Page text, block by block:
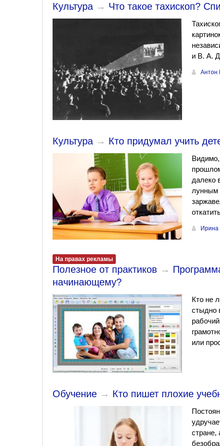
Культура → Что такое тахископ?
и В. А.
Антон
Культура→ Кто придумал учить
Видимо,
далеко
лунным
Ирина
На правах рекламы
Полезное от практиков →
начинающему?
Кто не
стыдно
или
Обучение → Кто пишет плохие
стране,